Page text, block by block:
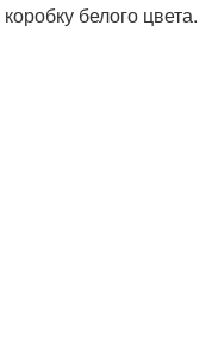
белого цвета.